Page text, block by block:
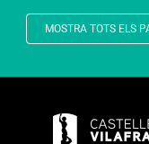
MOSTRA TOTS ELS